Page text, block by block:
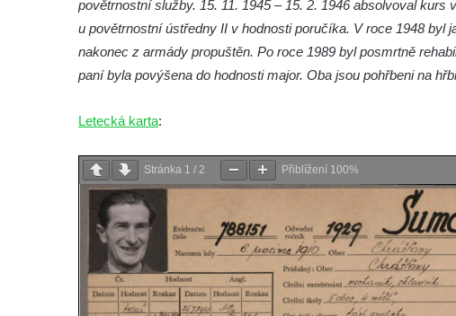
máje v Lužci nad Vltavou
Pomník obětem válek v ulici 1. máje v Lužci
nad Vltavou
Vojkovic
Hostíně u Vojkovic
Kenotaf Václava Floriána na hřbitově v
Lužci nad Vltavou
Kenotaf Miloslava Švice na hřbitově v Lužci
nad Vltavou
Hrob Václava Kufnera na hřbitově v Lužci
povětrnostní služby. 15. 11. 1945 – 15. 2. 1946 absolvoval
u povětrnostní ústředny II v hodnosti poručíka. V roce 1948 byl
nakonec z armády propuštěn. Po roce 1989 byl posmrtně
paní byla povýšena do hodnosti major. Oba jsou pohřbeni na
Letecká karta:
Stránka 1 / 2 Přiblížení 100%